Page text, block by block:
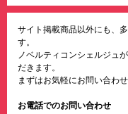
サイト掲載商品以外にも、
す。
ノベルティコンシェルジュ
だきます。
まずはお気軽にお問い合わせ
お電話でのお問い合わせ